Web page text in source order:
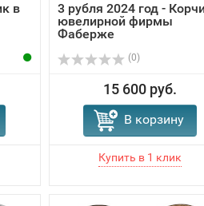
в
3 рубля 2024 год -
ювелирной фирмы
Фаберже
(0)
15 600 руб.
В корзину